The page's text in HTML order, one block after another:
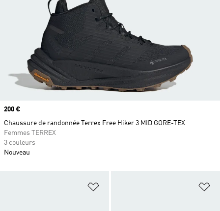
Ajouter à la Liste de produits
Prix
200 €
Chaussure de randonnée Terrex Free Hiker 3 MID GORE-TEX
Femmes TERREX
3 couleurs
Nouveau